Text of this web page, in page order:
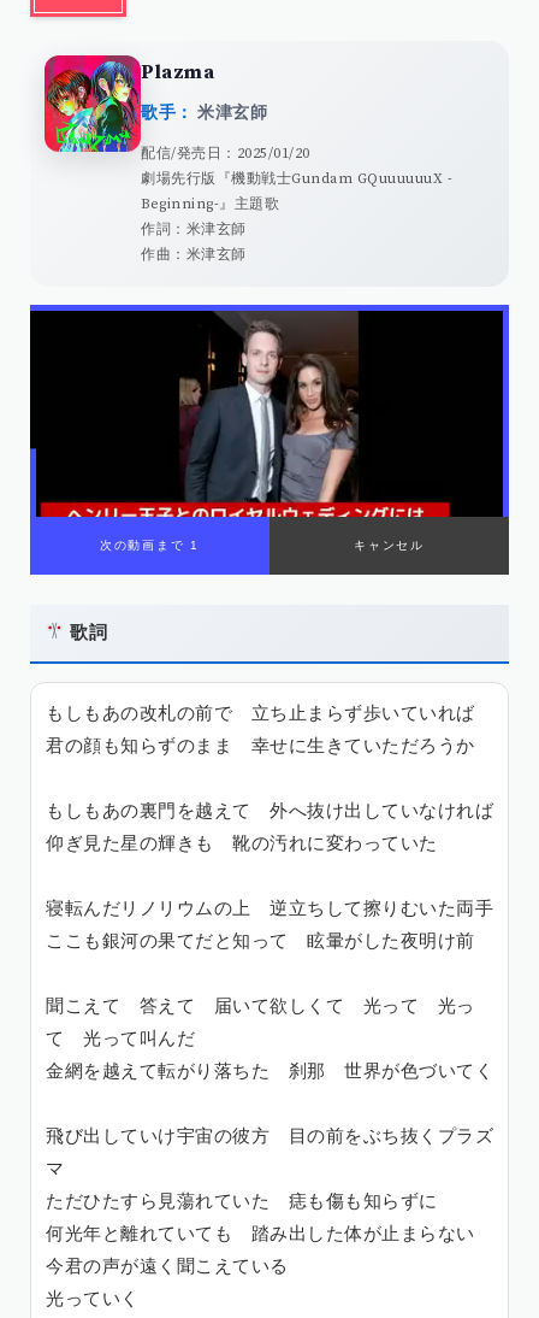
Plazma
歌手： 米津玄師
配信/発売日：2025/01/20
劇場先行版『機動戦士Gundam GQuuuuuuX -
Beginning-』主題歌
作詞：米津玄師
作曲：米津玄師
歌詞
もしもあの改札の前で 立ち止まらず歩いていれば
君の顔も知らずのまま 幸せに生きていただろうか
もしもあの裏門を越えて 外へ抜け出していなければ
仰ぎ見た星の輝きも 靴の汚れに変わっていた
寝転んだリノリウムの上 逆立ちして擦りむいた両手
ここも銀河の果てだと知って 眩暈がした夜明け前
聞こえて 答えて 届いて欲しくて 光って 光っ
て 光って叫んだ
金網を越えて転がり落ちた 刹那 世界が色づいてく
飛び出していけ宇宙の彼方 目の前をぶち抜くプラズ
マ
ただひたすら見蕩れていた 痣も傷も知らずに
何光年と離れていても 踏み出した体が止まらない
今君の声が遠く聞こえている
光っていく